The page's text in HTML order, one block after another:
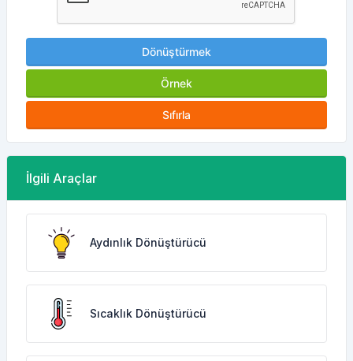
Dönüştürmek
Örnek
Sıfırla
İlgili Araçlar
Aydınlık Dönüştürücü
Sıcaklık Dönüştürücü